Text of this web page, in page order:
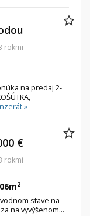
na predaj 2-
»
rokmi
2
stave na
na vyvýšenom...
€
rokmi